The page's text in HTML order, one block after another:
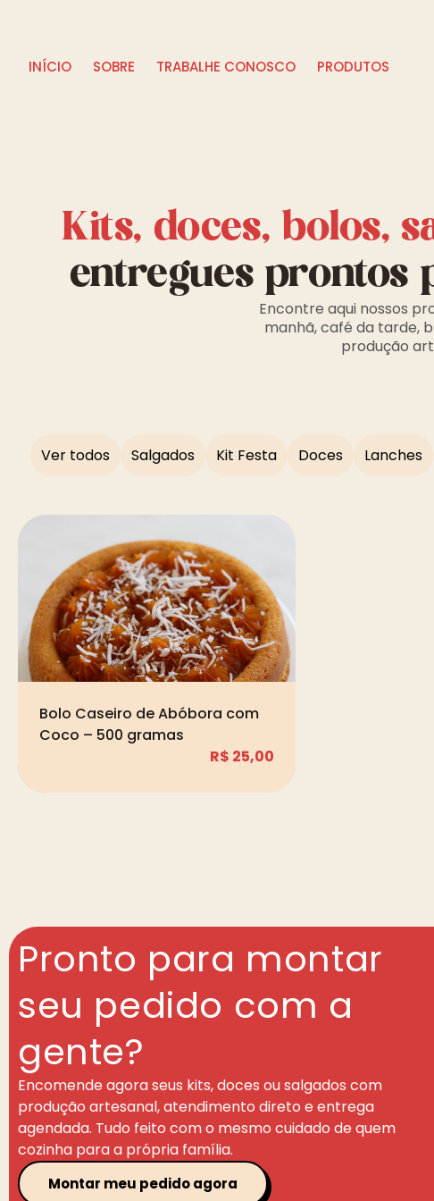
INÍCIO SOBRE TRABALHE CONOSCO PRODUTOS
Kits, doces, bolos,
entregues prontos
Encontre aqui nossos
manhã, café da tarde,
produção
Ver todos Salgados Kit Festa Doces Lanches
Bolo Caseiro de Abóbora com
Coco – 500 gramas
R$ 25,00
Pronto para montar
seu pedido com a
gente?
Encomende agora seus kits, doces ou salgados com
produção artesanal, atendimento direto e entrega
agendada. Tudo feito com o mesmo cuidado de quem
cozinha para a própria família.
Montar meu pedido agora